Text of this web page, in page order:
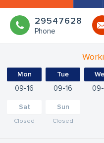
29547628
Phone
Mon
09 16
Tue
09 16 09
Sat
Closed
Sun
Closed